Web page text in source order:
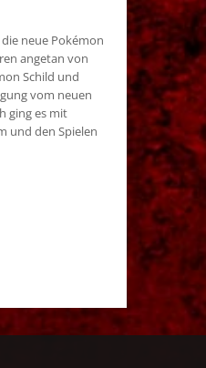
neue Pokémon
angetan von
Schild und
vom neuen
ging es mit
und den Spielen